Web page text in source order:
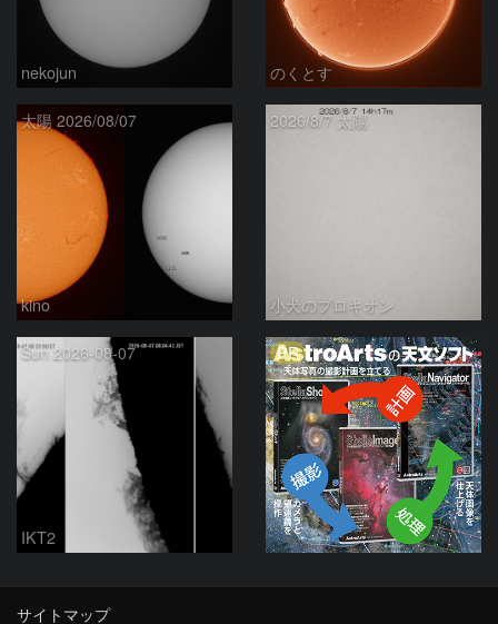
nekojun のくとす
太陽 2026/08/07
kino
2026/8/7 太陽
小犬のプロキオン
Sun 2026-08-07
IKT2
PR
サイトマップ